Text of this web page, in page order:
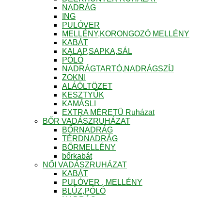
NADRÁG
ING
PULÓVER
MELLÉNY,KORONGOZÓ MELLÉNY
KABÁT
KALAP,SAPKA,SÁL
PÓLÓ
NADRÁGTARTÓ,NADRÁGSZÍJ
ZOKNI
ALÁÖLTÖZET
KESZTYŰK
KAMÁSLI
EXTRA MÉRETŰ Ruházat
BŐR VADÁSZRUHÁZAT
BŐRNADRÁG
TÉRDNADRÁG
BŐRMELLÉNY
bőrkabát
NŐI VADÁSZRUHÁZAT
KABÁT
PULÓVER , MELLÉNY
BLÚZ,PÓLÓ